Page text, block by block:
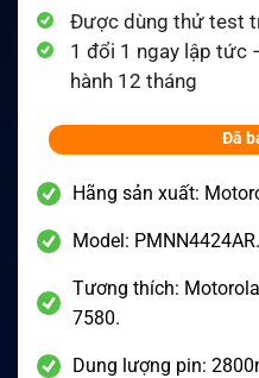
Được dùng thử test
1 đổi 1 ngay lập tức
hành 12 tháng
Đã
Hãng sản xuất:
Model: PMNN4424AR.
Tương thích: Motorola
7580.
Dung lượng pin: